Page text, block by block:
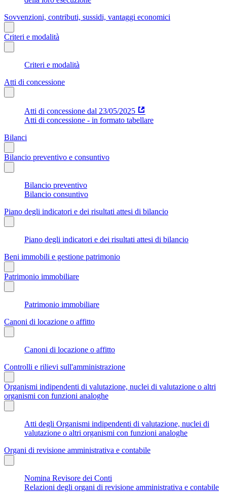
Sovvenzioni, contributi, sussidi, vantaggi economici
Criteri e modalità
Criteri e modalità
Atti di concessione
Atti di concessione dal 23/05/2025
Atti di concessione - in formato tabellare
Bilanci
Bilancio preventivo e consuntivo
Bilancio preventivo
Bilancio consuntivo
Piano degli indicatori e dei risultati attesi di bilancio
Piano degli indicatori e dei risultati attesi di bilancio
Beni immobili e gestione patrimonio
Patrimonio immobiliare
Patrimonio immobiliare
Canoni di locazione o affitto
Canoni di locazione o affitto
Controlli e rilievi sull'amministrazione
Organismi indipendenti di valutazione, nuclei di valutazione o altri
organismi con funzioni analoghe
Atti degli Organismi indipendenti di valutazione, nuclei di
valutazione o altri organismi con funzioni analoghe
Organi di revisione amministrativa e contabile
Nomina Revisore dei Conti
Relazioni degli organi di revisione amministrativa e contabile